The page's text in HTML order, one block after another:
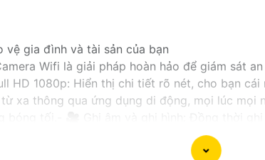
gia đình và tài sản của bạn
Wifi là giải pháp hoàn hảo để giám sát
HD 1080p: Hiển thị chi tiết rõ nét, cho bạn
xa thông qua ứng dụng di động, mọi lúc mọi
hóa cao cấp, dữ liệu của bạn sẽ được bảo vệ
tư vấn và lắp đặt camera wifi siêu nét, mang